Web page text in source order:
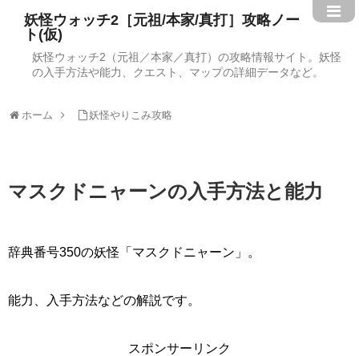
妖怪ウォッチ2［元祖/本家/真打］攻略ノー
ト(仮)
妖怪ウォッチ2（元祖／本家／真打）の攻略情報サイト。妖怪
の入手方法や能力、クエスト、マップの詳細データなど。
ホーム 妖怪やりこみ攻略
マスクドニャーンの入手方法と能力
辞典番号350の妖怪「マスクドニャーン」。
能力、入手方法などの解説です。
スポンサーリンク